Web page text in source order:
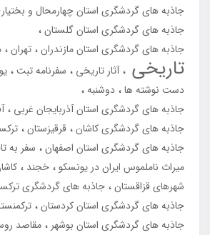
جاذبه های گردشگری استان چهارمحال و
جاذبه های گردشگری استان گلستان
جاذبه های گردشگری استان مازندران تهران
تاریخی آثار تاریخی سفرنامه تبت
دست نوشته ها دوشنبه
جاذبه های گردشگری استان آذربایجان غربی
جاذبه های گردشگری کاشان قرقیزستان
جاذبه های گردشگری استان اصفهان
سفر به
میراث ناملموس ایران در یونسکو خجند
شهرهای قزاقستان جاذبه های گردشگری
جاذبه های گردشگری استان کردستان
جاذبه های گردشگری استان بوشهر
مقاصد